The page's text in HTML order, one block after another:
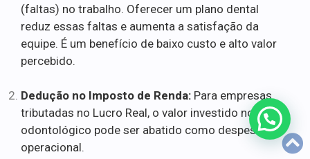
(faltas) no trabalho. Oferecer um plano dental
reduz essas faltas e aumenta a satisfação da
equipe. É um benefício de baixo custo e alto valor
percebido.
Dedução no Imposto de Renda: Para empresas
tributadas no Lucro Real, o valor investido no plano
odontológico pode ser abatido como despesa
operacional.